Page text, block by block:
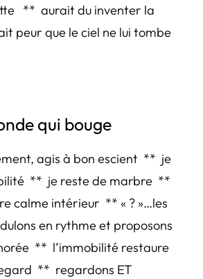
** aurait du inventer la
peur que le ciel ne lui tombe
qui bouge
agis à bon escient ** je
** je reste de marbre **
calme intérieur ** « ? »…les
en rythme et proposons
** l’immobilité restaure
** regardons ET